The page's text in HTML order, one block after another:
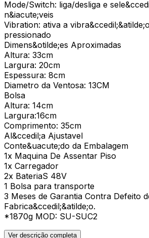
Mode/Switch: liga/desliga e
n&iacute;veis
Vibration: ativa a
pressionado
Dimens&otilde;es Aproximadas
Altura: 33cm
Largura: 20cm
Espessura: 8cm
Diametro da Ventosa: 13CM
Bolsa
Altura: 14cm
Largura:16cm
Comprimento: 35cm
Al&ccedil;a Ajustavel
Conte&uacute;do da Embalagem
1x Maquina De Assentar Piso
1x Carregador
2x BateriaS 48V
1 Bolsa para transporte
3 Meses de Garantia Contra Defeito
Fabrica&ccedil;&atilde;o.
*1870g MOD: SU-SUC2
Ver descrição completa